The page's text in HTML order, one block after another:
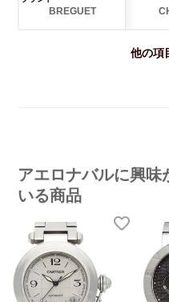
BREGUET
他の項
アエロナバルに興味
いる商品